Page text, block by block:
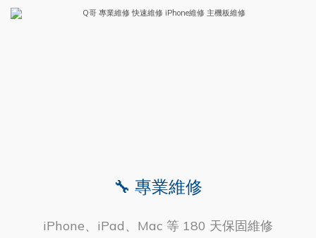
🔧 專業維修
iPhone、iPad、Mac 等 180 天保固維修